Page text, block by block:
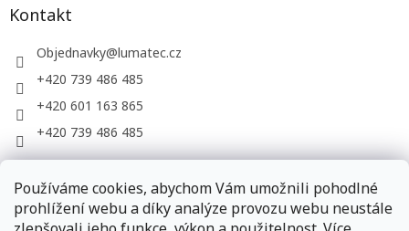
Používáme cookies, abychom Vám umožnili pohodlné
prohlížení webu a díky analýze provozu webu neustále
Kontakt
Objednavky@lumatec.cz
+420 739 486 485
+420 601 163 865
+420 739 486 485
LUMATEC, s.r.o. - web společnosti